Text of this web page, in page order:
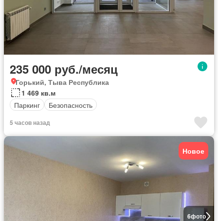
235 000 руб./месяц
Горький, Тыва Республика
1 469 кв.м
Паркинг
Безопасность
5 часов назад
6фото
Новое